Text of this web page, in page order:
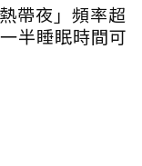
帶夜」頻率超
半睡眠時間可